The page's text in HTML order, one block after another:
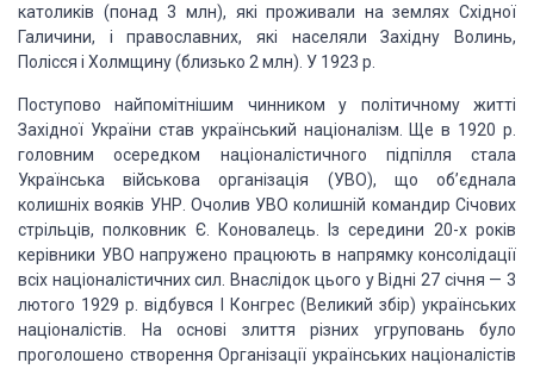
католиків (понад 3 млн), які проживали на землях Східної
Галичини, і православних, які населяли Західну Волинь,
Полісся і Холмщину (близько 2 млн). У 1923 р.
Поступово найпомітнішим чинником у політичному житті
Західної України став український націоналізм. Ще в 1920 р.
головним осередком націоналістичного підпілля стала
Українська військова організація (УВО), що об’єднала
колишніх вояків УНР. Очолив УВО колишній командир Січових
стрільців, полковник Є. Коновалець. Із середини 20-х років
керівники УВО напружено працюють в напрямку консолідації
всіх націоналістичних сил. Внаслідок цього у Відні 27 січня — 3
лютого 1929 р. відбувся І Конгрес (Великий збір) українських
націоналістів. На основі злиття різних угруповань було
проголошено створення Організації українських націоналістів